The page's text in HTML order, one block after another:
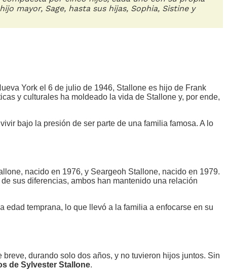
mayor, Sage, hasta sus hijas, Sophia, Sistine y
York el 6 de julio de 1946, Stallone es hijo de Frank
y culturales ha moldeado la vida de Stallone y, por ende,
bajo la presión de ser parte de una familia famosa. A lo
nacido en 1976, y Seargeoh Stallone, nacido en 1979.
sus diferencias, ambos han mantenido una relación
edad temprana, lo que llevó a la familia a enfocarse en su
durando solo dos años, y no tuvieron hijos juntos. Sin
de Sylvester Stallone.